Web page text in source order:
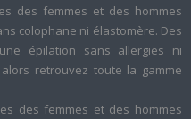
des femmes et des hommes
colophane ni élastomère. Des
épilation sans allergies ni
alors retrouvez toute la gamme
des femmes et des hommes